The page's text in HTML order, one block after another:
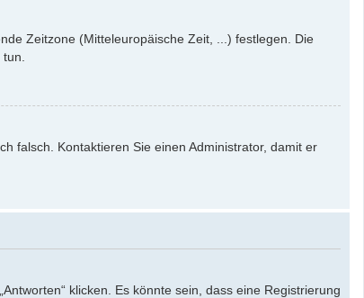
Zeitzone (Mitteleuropäische Zeit, ...) festlegen. Die
tun.
falsch. Kontaktieren Sie einen Administrator, damit er
klicken. Es könnte sein, dass eine Registrierung